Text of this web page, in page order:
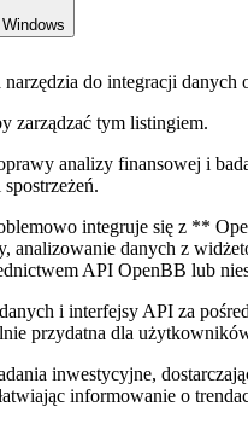
do integracji
zarządzać tym listingiem.
analizy finansowej i
integruje się z **
analizowanie danych z
API OpenBB lub
i interfejsy API za
przydatna dla
inwestycyjne,
informowanie o